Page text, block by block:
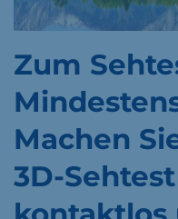
Zum
Machen
3D-